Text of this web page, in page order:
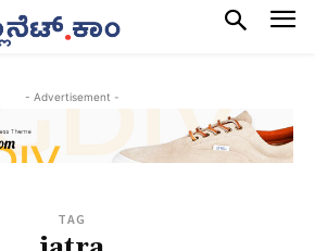
- Advertisement -
TAG